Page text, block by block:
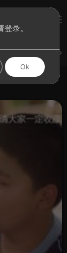
录。
Ok